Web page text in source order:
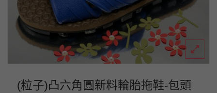
支援服務
營業規章
條款和條件
(粒子)凸六角圓新料輪胎拖鞋-包頭